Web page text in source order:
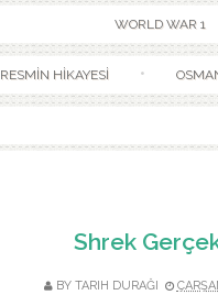
WORLD WAR 1
RESMİN HİKAYESİ
Shrek
BY TARIH DURAĞI